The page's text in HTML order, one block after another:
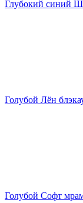
Глубокий синий
Голубой Лён
Голубой Софт